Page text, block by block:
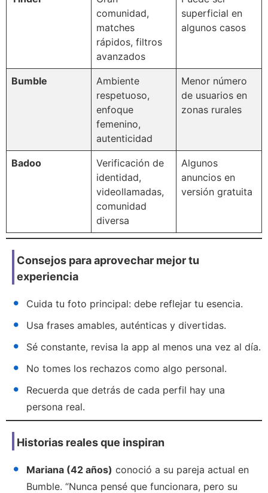
comunidad,
matches
rápidos, filtros
avanzados
superficial en
algunos casos
Bumble
Ambiente
respetuoso,
enfoque
femenino,
autenticidad
Menor número
de usuarios en
zonas rurales
Badoo
Verificación de
identidad,
videollamadas,
comunidad
diversa
Algunos
anuncios en
versión gratuita
Consejos para aprovechar mejor tu
experiencia
Cuida tu foto principal: debe reflejar tu esencia.
Usa frases amables, auténticas y divertidas.
Sé constante, revisa la app al menos una vez al día.
No tomes los rechazos como algo personal.
Recuerda que detrás de cada perfil hay una
persona real.
Historias reales que inspiran
Mariana (42 años) conoció a su pareja actual en
Bumble. “Nunca pensé que funcionara, pero su